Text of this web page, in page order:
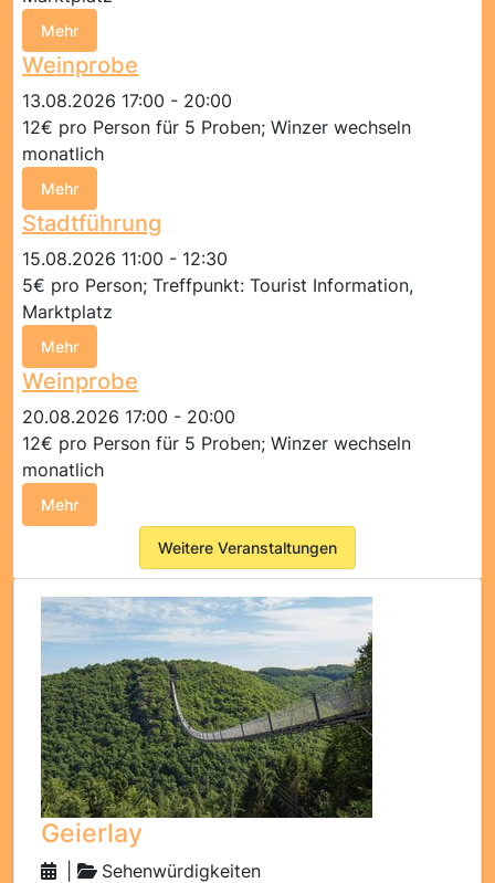
Mehr
Weinprobe
13.08.2026 17:00 - 20:00
12€ pro Person für 5 Proben; Winzer wechseln
monatlich
Mehr
Stadtführung
15.08.2026 11:00 - 12:30
5€ pro Person; Treffpunkt: Tourist Information,
Marktplatz
Mehr
Weinprobe
20.08.2026 17:00 - 20:00
12€ pro Person für 5 Proben; Winzer wechseln
monatlich
Mehr
Weitere Veranstaltungen
Geierlay
Sehenwürdigkeiten